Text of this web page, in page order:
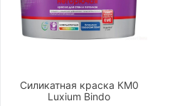
Силикатная краска КМ0
Luxium Bindo